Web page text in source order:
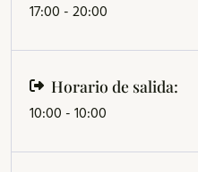
17:00 - 20:00
Horario de salida:
10:00 - 10:00